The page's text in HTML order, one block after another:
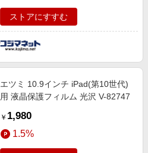
ストアにすすむ
エツミ 10.9インチ iPad(第10世代)
用 液晶保護フィルム 光沢 V-82747
￥ 1,980
1.5%